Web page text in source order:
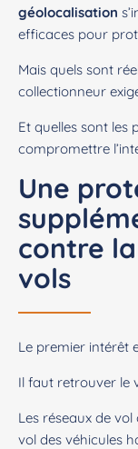
géolocalisation
efficaces pour
Mais quels sont
collectionneur
Et quelles sont
compromettre
Une
contre
vols
Le premier intérêt
Il faut retrouver le
Les réseaux de
vol des véhicules